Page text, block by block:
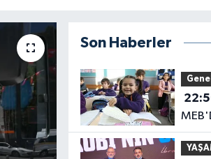
Son Haberler
Genel